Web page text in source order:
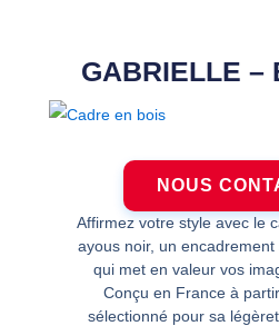
GABRIELLE –
NOUS
Affirmez votre style avec le
ayous noir, un
qui met en valeur vos
Conçu en France à
sélectionné pour sa